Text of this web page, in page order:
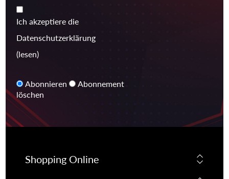
Ich akzeptiere die
Datenschutzerklärung
(lesen)
Abonnieren
Abonnement
löschen
Shopping Online